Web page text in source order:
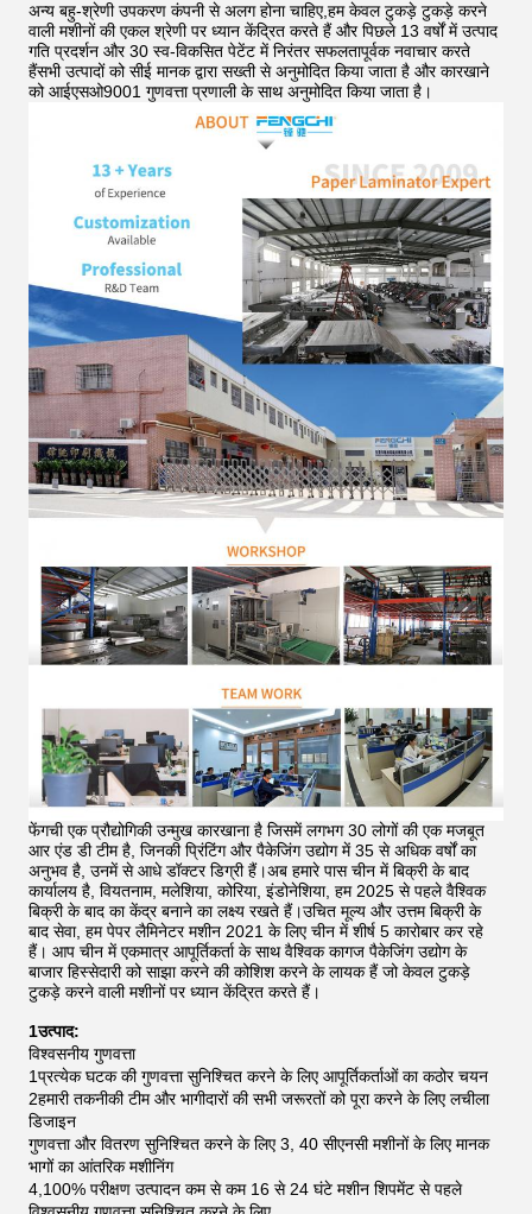
अन्य बहु-श्रेणी उपकरण कंपनी से अलग होना चाहिए,हम केवल टुकड़े टुकड़े करने
वाली मशीनों की एकल श्रेणी पर ध्यान केंद्रित करते हैं और पिछले 13 वर्षों में उत्पाद
गति प्रदर्शन और 30 स्व-विकसित पेटेंट में निरंतर सफलतापूर्वक नवाचार करते
हैंसभी उत्पादों को सीई मानक द्वारा सख्ती से अनुमोदित किया जाता है और कारखाने
को आईएसओ9001 गुणवत्ता प्रणाली के साथ अनुमोदित किया जाता है।
फेंगची एक प्रौद्योगिकी उन्मुख कारखाना है जिसमें लगभग 30 लोगों की एक मजबूत
आर एंड डी टीम है, जिनकी प्रिंटिंग और पैकेजिंग उद्योग में 35 से अधिक वर्षों का
अनुभव है, उनमें से आधे डॉक्टर डिग्री हैं।अब हमारे पास चीन में बिक्री के बाद
कार्यालय है, वियतनाम, मलेशिया, कोरिया, इंडोनेशिया, हम 2025 से पहले वैश्विक
बिक्री के बाद का केंद्र बनाने का लक्ष्य रखते हैं।उचित मूल्य और उत्तम बिक्री के
बाद सेवा, हम पेपर लैमिनेटर मशीन 2021 के लिए चीन में शीर्ष 5 कारोबार कर रहे
हैं। आप चीन में एकमात्र आपूर्तिकर्ता के साथ वैश्विक कागज पैकेजिंग उद्योग के
बाजार हिस्सेदारी को साझा करने की कोशिश करने के लायक हैं जो केवल टुकड़े
टुकड़े करने वाली मशीनों पर ध्यान केंद्रित करते हैं।
1उत्पाद:
विश्वसनीय गुणवत्ता
1प्रत्येक घटक की गुणवत्ता सुनिश्चित करने के लिए आपूर्तिकर्ताओं का कठोर चयन
2हमारी तकनीकी टीम और भागीदारों की सभी जरूरतों को पूरा करने के लिए लचीला
डिजाइन
गुणवत्ता और वितरण सुनिश्चित करने के लिए 3, 40 सीएनसी मशीनों के लिए मानक
भागों का आंतरिक मशीनिंग
4,100% परीक्षण उत्पादन कम से कम 16 से 24 घंटे मशीन शिपमेंट से पहले